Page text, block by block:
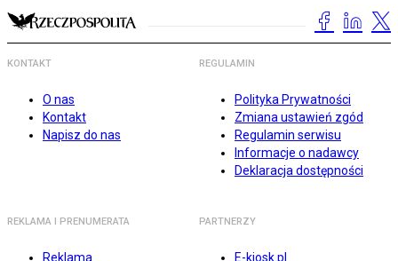
KONTAKT
O nas
Kontakt
Napisz do nas
REGULAMIN
Polityka Prywatności
Zmiana ustawień zgód
Regulamin serwisu
Informacje o nadawcy
Deklaracja dostępności
REKLAMA I PRENUMERATA
Reklama
PARTNERZY
E-kiosk.pl